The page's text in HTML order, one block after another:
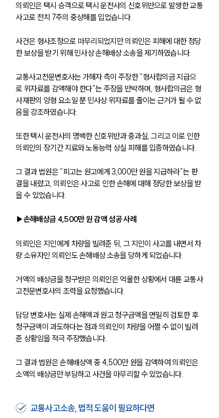
의뢰인은 택시 승객으로 택시 운전사의 신호위반으로 발생한 교통
사고로 전치 7주의 중상해를 입었습니다.
사건은 형사조정으로 마무리되었지만 의뢰인은 피해에 대한 정당
한 보상을 받기 위해 민사상 손해배상 소송을 제기하였습니다.
교통사고전문변호사는 가해자 측이 주장한 “형사합의금 지급으
로 위자료를 감액해야 한다”는 주장을 반박하며, 형사합의금은 형
사재판의 양형 요소일 뿐 민사상 위자료를 줄이는 근거가 될 수 없
음을 강조하였습니다.
또한 택시 운전사의 명백한 신호위반과 중과실, 그리고 이로 인한
의뢰인의 장기간 치료와 노동능력 상실 피해를 입증하였습니다.
그 결과 법원은 “피고는 원고에게 3,000만 원을 지급하라”는 판
결을 내렸고, 의뢰인은 사고로 인한 손해에 대해 정당한 보상을 받
을 수 있었습니다.
▶손해배상금 4,500만 원 감액 성공 사례
의뢰인은 지인에게 차량을 빌려준 뒤, 그 지인이 사고를 내면서 차
량 소유자인 의뢰인도 손해배상 소송을 당하게 되었습니다.
거액의 배상금을 청구받은 의뢰인은 억울한 상황에서 대륜 교통사
고전문변호사의 조력을 요청했습니다.
담당 변호사는 실제 손해액과 원고 청구금액을 면밀히 검토한 후
청구금액이 과도하다는 점과 의뢰인이 차량을 어쩔 수 없이 빌려
준 상황임을 적극 주장했습니다.
그 결과 법원은 손해배상액 중 4,500만 원을 감액하여 의뢰인은
소액의 배상금만 부담하고 사건을 마무리할 수 있었습니다.
교통사고소송, 법적 도움이 필요하다면